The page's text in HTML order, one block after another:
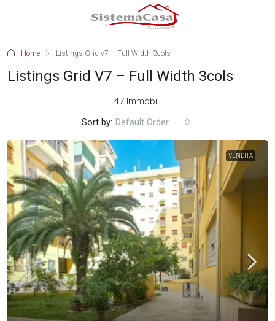
Home Listings Grid v7 – Full Width 3cols
Listings Grid V7 – Full Width 3cols
47 Immobili
Sort by: Default Order
VENDITA